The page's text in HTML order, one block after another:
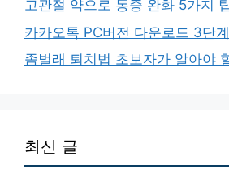
고관절 약으로 통증 완화 5가지
카카오톡 PC버전 다운로드 3단
좀벌래 퇴치법 초보자가 알아야
최신 글